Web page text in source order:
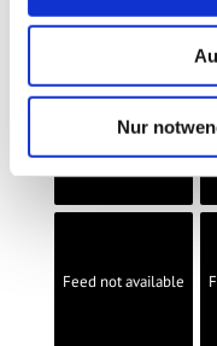
Nur
Feed not available
Feed not available